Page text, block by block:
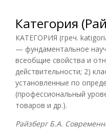
Категория
КАТЕГОРИЯ (греч.
— фундаментальное
всеобщие свойства и
действительности; 2)
установленные по
(профессиональный
товаров и др.).
Райзберг Б.А.